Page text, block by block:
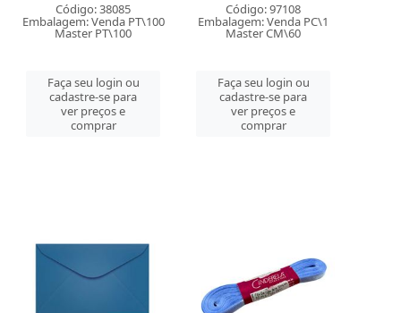
Código: 38085
Embalagem: Venda PT\100
Master PT\100
Faça seu login ou
cadastre-se para
ver preços e
comprar
Código: 97108
Embalagem: Venda PC\1
Master CM\60
Faça seu login ou
cadastre-se para
ver preços e
comprar